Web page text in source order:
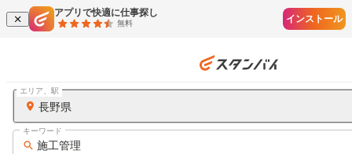
アプリで快適に仕事探し
無料 インストール
長野県
エリア、駅
施工管理
キーワード